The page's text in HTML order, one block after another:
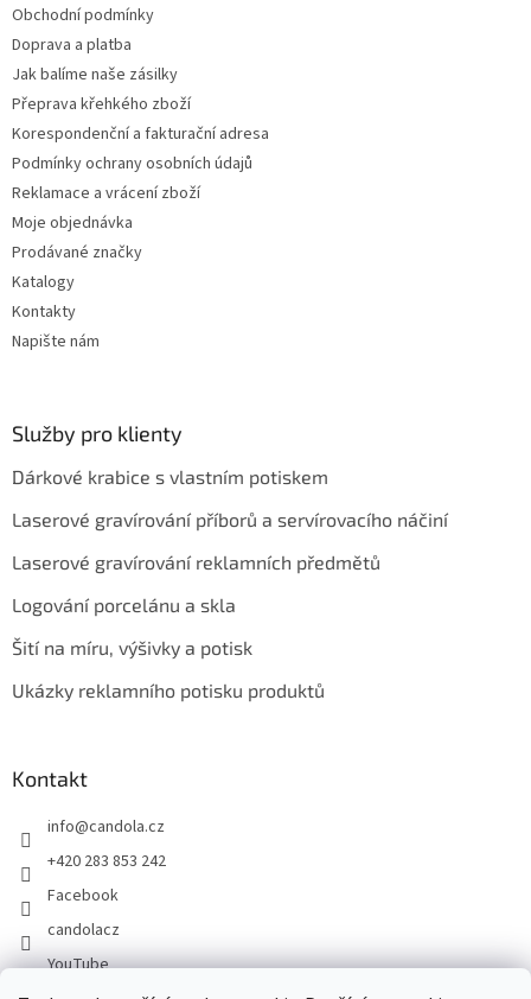
ý
Obchodní podmínky
Doprava a platba
Jak balíme naše zásilky
Přeprava křehkého zboží
Korespondenční a fakturační adresa
Podmínky ochrany osobních údajů
Reklamace a vrácení zboží
Moje objednávka
Prodávané značky
Katalogy
Kontakty
Napište nám
Služby pro klienty
Dárkové krabice s vlastním potiskem
Laserové gravírování příborů a servírovacího náčiní
Laserové gravírování reklamních předmětů
Logování porcelánu a skla
Šití na míru, výšivky a potisk
Ukázky reklamního potisku produktů
Kontakt
info@candola.cz
+420 283 853 242
Facebook
candolacz
YouTube